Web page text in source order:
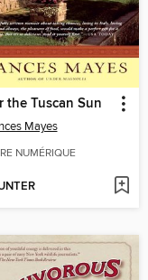
the Tuscan Sun
Mayes
NUMÉRIQUE